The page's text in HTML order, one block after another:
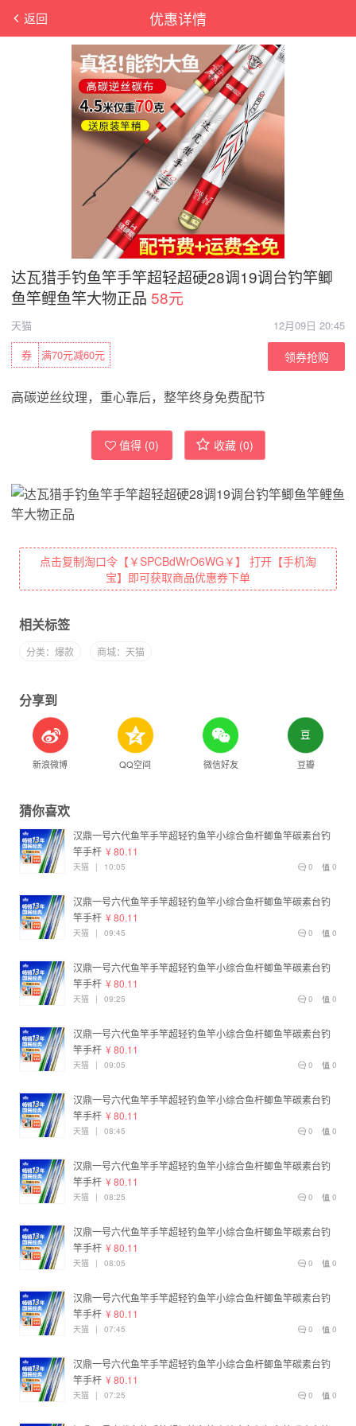
优惠详情
返回
达瓦猎手钓鱼竿手竿超轻超硬28调19调台钓竿鲫
鱼竿鲤鱼竿大物正品 58元
天猫
12月09日 20:45
满70元减60元
券 领券抢购
高碳逆丝纹理，重心靠后，整竿终身免费配节
值得 (0) 收藏 (0)
点击复制淘口令【￥SPCBdWrO6WG￥】 打开【手机淘
宝】即可获取商品优惠券下单
相关标签
分类：爆款 商城：天猫
分享到
新浪微博 QQ空间 微信好友 豆瓣
猜你喜欢
汉鼎一号六代鱼竿手竿超轻钓鱼竿小综合鱼杆鲫鱼竿碳素台钓
竿手杆 ¥ 80.11
0
0
天猫 | 10:05
汉鼎一号六代鱼竿手竿超轻钓鱼竿小综合鱼杆鲫鱼竿碳素台钓
竿手杆 ¥ 80.11
0
0
天猫 | 09:45
汉鼎一号六代鱼竿手竿超轻钓鱼竿小综合鱼杆鲫鱼竿碳素台钓
竿手杆 ¥ 80.11
0
0
天猫 | 09:25
汉鼎一号六代鱼竿手竿超轻钓鱼竿小综合鱼杆鲫鱼竿碳素台钓
竿手杆 ¥ 80.11
0
0
天猫 | 09:05
汉鼎一号六代鱼竿手竿超轻钓鱼竿小综合鱼杆鲫鱼竿碳素台钓
竿手杆 ¥ 80.11
0
0
天猫 | 08:45
汉鼎一号六代鱼竿手竿超轻钓鱼竿小综合鱼杆鲫鱼竿碳素台钓
竿手杆 ¥ 80.11
0
0
天猫 | 08:25
汉鼎一号六代鱼竿手竿超轻钓鱼竿小综合鱼杆鲫鱼竿碳素台钓
竿手杆 ¥ 80.11
0
0
天猫 | 08:05
汉鼎一号六代鱼竿手竿超轻钓鱼竿小综合鱼杆鲫鱼竿碳素台钓
竿手杆 ¥ 80.11
0
0
天猫 | 07:45
汉鼎一号六代鱼竿手竿超轻钓鱼竿小综合鱼杆鲫鱼竿碳素台钓
竿手杆 ¥ 80.11
0
0
天猫 | 07:25